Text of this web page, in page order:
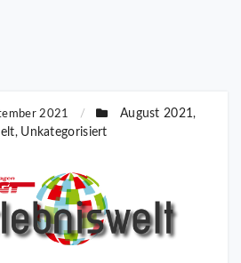
2021 / August 2021,
, Unkategorisiert